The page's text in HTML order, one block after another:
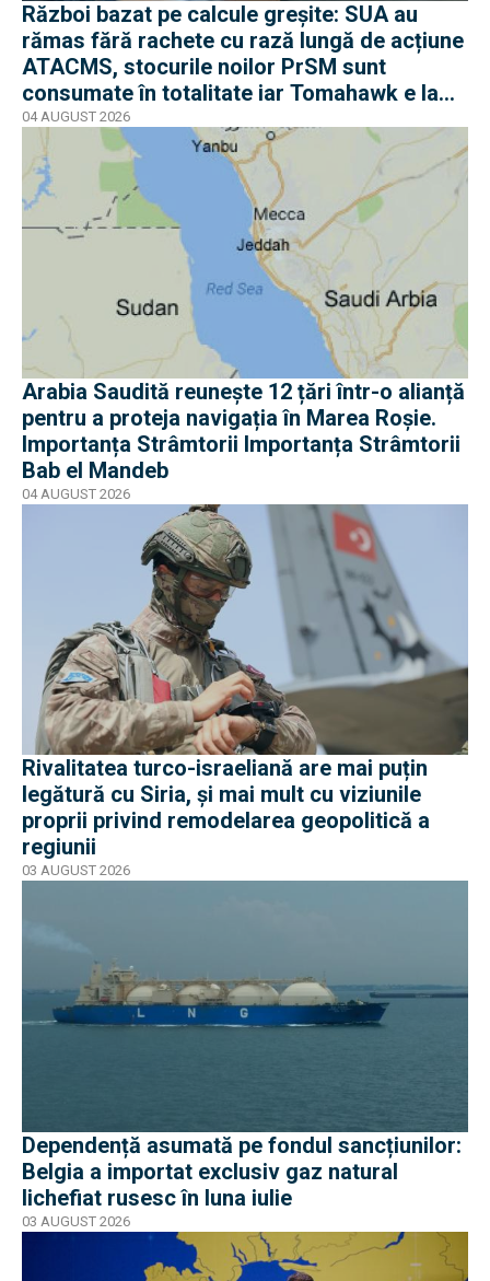
Război bazat pe calcule greșite: SUA au
rămas fără rachete cu rază lungă de acțiune
ATACMS, stocurile noilor PrSM sunt
consumate în totalitate iar Tomahawk e la
jumătate
04 AUGUST 2026
Arabia Saudită reunește 12 țări într-o alianță
pentru a proteja navigația în Marea Roșie.
Importanța Strâmtorii Importanța Strâmtorii
Bab el Mandeb
04 AUGUST 2026
Rivalitatea turco-israeliană are mai puțin
legătură cu Siria, și mai mult cu viziunile
proprii privind remodelarea geopolitică a
regiunii
03 AUGUST 2026
Dependență asumată pe fondul sancțiunilor:
Belgia a importat exclusiv gaz natural
lichefiat rusesc în luna iulie
03 AUGUST 2026